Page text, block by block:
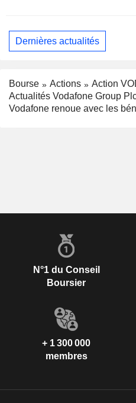
Dernières actualités
Bourse Actions
Action
Actualités Vodafone Group
Vodafone renoue avec les
N°1 du Conseil
Boursier
+ 1 300 000
membres